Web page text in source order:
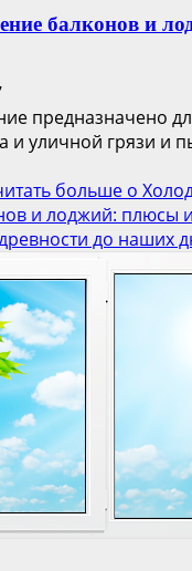
балконов и
предназначено
и уличной грязи и
больше о
и лоджий: плюсы
до наших